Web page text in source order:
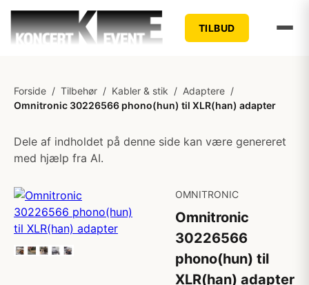
TILBUD
Forside / Tilbehør / Kabler & stik / Adaptere /
Omnitronic 30226566 phono(hun) til XLR(han) adapter
Dele af indholdet på denne side kan være genereret
med hjælp fra AI.
OMNITRONIC
Omnitronic
30226566
phono(hun) til
XLR(han) adapter